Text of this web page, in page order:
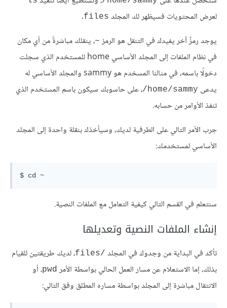
لعرض المحتويات فسيظهر لك المجلد files
.
يوجد رمزٌ آخر يفيدك في التنقل هو الرمز ~، ينقلك مباشرةً من أي مكان
في نظام الملفات إلى المجلد الأساسي home للمستخدم الذي سجلت
دخولًا باسمه، في مثالنا المسخدم هو sammy والمجلد الأساسي له
يدعى home/sammy/
، على حاسوبك سيكون باسم المستخدم الذي
تنفذ الأوامر من حسابه.
جرب الأمر التالي على الطرفية لديك، وسيأخذك بنقلة واحدة إلى المجلد
الأساسي لمستخدمك:
سنتعلم في القسم التالي كيفية التعامل مع الملفات النصية.
إنشاء الملفات النصية وتعديلها
تأكد في البداية من وجدوك في المجلد /files
، لديك طريقتين للقيام
بذلك، إما الاستعلام عن مسار العمل الحالي بواسطة الأمر pwd، أو
الانتقال مباشرة إلى المجلد بواسطة مساره المطلق وفق التالي: